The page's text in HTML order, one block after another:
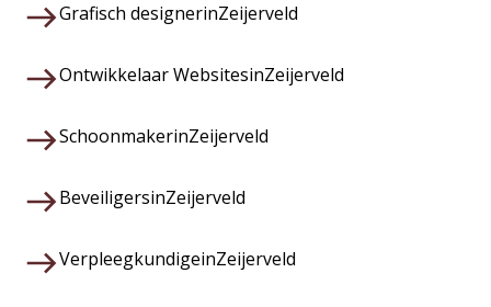
Grafisch designerinZeijerveld
Ontwikkelaar WebsitesinZeijerveld
SchoonmakerinZeijerveld
BeveiligersinZeijerveld
VerpleegkundigeinZeijerveld